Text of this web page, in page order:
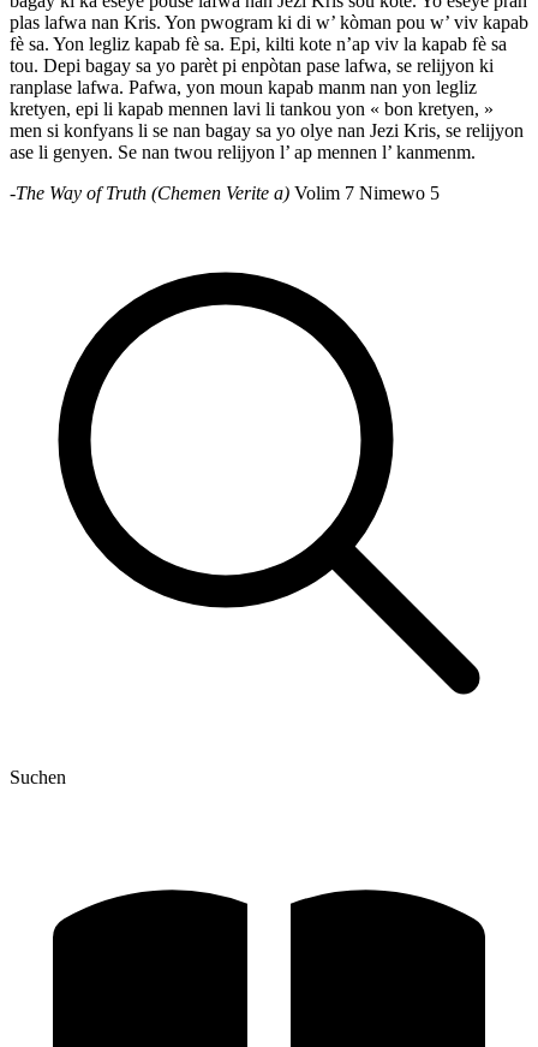
plas lafwa nan Kris. Yon pwogram ki di w’ kòman pou w’ viv kapab
fè sa. Yon legliz kapab fè sa. Epi, kilti kote n’ap viv la kapab fè sa
tou. Depi bagay sa yo parèt pi enpòtan pase lafwa, se relijyon ki
ranplase lafwa. Pafwa, yon moun kapab manm nan yon legliz
kretyen, epi li kapab mennen lavi li tankou yon « bon kretyen, »
men si konfyans li se nan bagay sa yo olye nan Jezi Kris, se relijyon
ase li genyen. Se nan twou relijyon l’ ap mennen l’ kanmenm.
-The Way of Truth (Chemen Verite a) Volim 7 Nimewo 5
Suchen